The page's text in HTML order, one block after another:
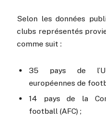
Selon les données
clubs représentés
comme suit :
35 pays de
européennes de
14 pays de la
football (AFC) ;